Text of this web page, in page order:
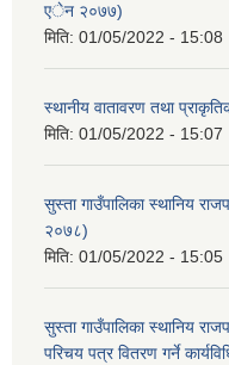
एेन २०७७)
मिति: 01/05/2022 - 15:08
स्थानीय वातावरण तथा
मिति: 01/05/2022 - 15:07
सुस्ता गाउँपालिका स्थानिय
२०७८)
मिति: 01/05/2022 - 15:05
सुस्ता गाउँपालिका स्थानिय
परिचय पत्र वितरण गर्ने